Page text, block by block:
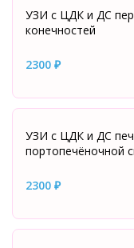
УЗИ с ЦДК и ДС
конечностей
2300 ₽
УЗИ с ЦДК и ДС
портопечёночной
2300 ₽